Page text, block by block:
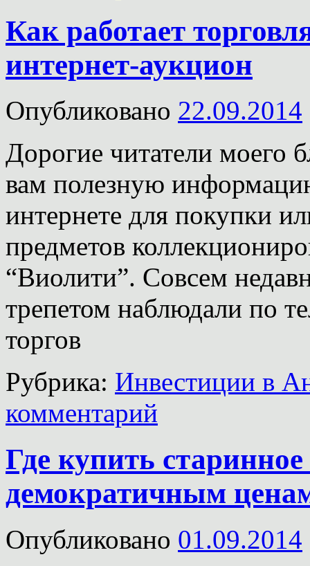
Как работает
интернет-аукцион
Опубликовано 22.09.2014
Дорогие читатели моего
вам полезную
интернете для покупки
предметов
“Виолити”. Совсем
трепетом наблюдали по
торгов
Рубрика: Инвестиции в
комментарий
Где купить старинное
демократичным
Опубликовано 01.09.2014